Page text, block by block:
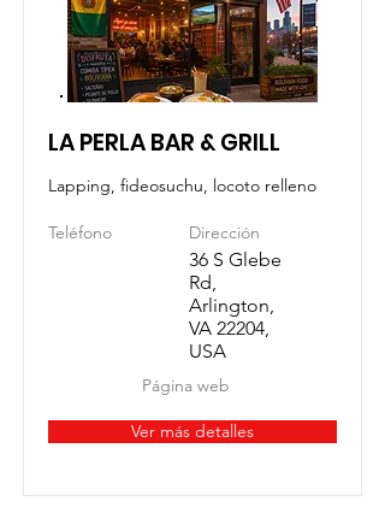
LA PERLA BAR & GRILL
Lapping, fideosuchu, locoto relleno
Teléfono Dirección
36 S Glebe
Rd,
Arlington,
VA 22204,
USA
Página web
Ver más detalles